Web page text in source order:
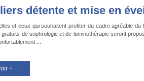
détente et mise en
et ceux qui souhaitent profiter du cadre agréable du
gratuits de sophrologie et de luminothérapie seront
...
+